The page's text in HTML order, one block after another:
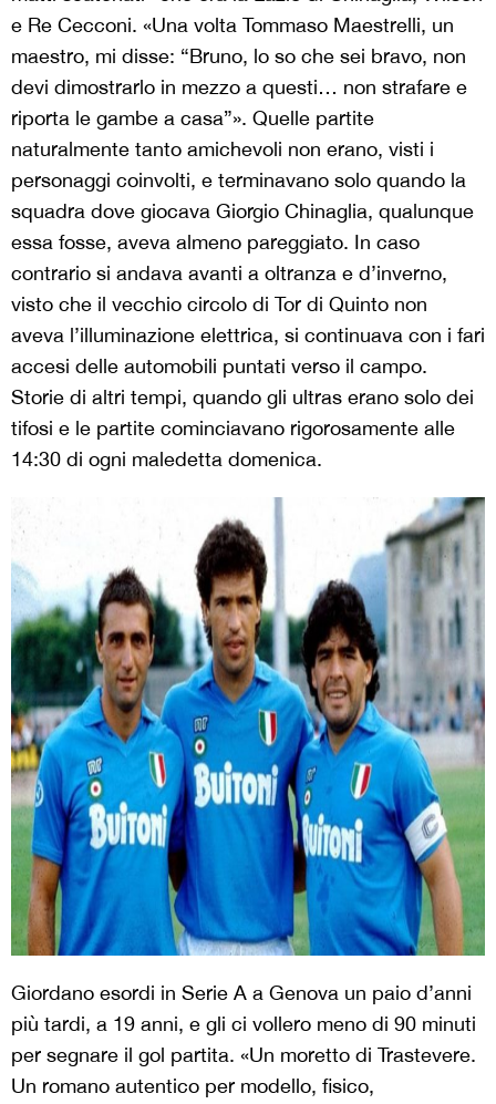
e Re Cecconi. «Una volta Tommaso Maestrelli, un
maestro, mi disse: “Bruno, lo so che sei bravo, non
devi dimostrarlo in mezzo a questi… non strafare e
riporta le gambe a casa”». Quelle partite
naturalmente tanto amichevoli non erano, visti i
personaggi coinvolti, e terminavano solo quando la
squadra dove giocava Giorgio Chinaglia, qualunque
essa fosse, aveva almeno pareggiato. In caso
contrario si andava avanti a oltranza e d’inverno,
visto che il vecchio circolo di Tor di Quinto non
aveva l’illuminazione elettrica, si continuava con i fari
accesi delle automobili puntati verso il campo.
Storie di altri tempi, quando gli ultras erano solo dei
tifosi e le partite cominciavano rigorosamente alle
14:30 di ogni maledetta domenica.
Giordano esordi in Serie A a Genova un paio d’anni
più tardi, a 19 anni, e gli ci vollero meno di 90 minuti
per segnare il gol partita. «Un moretto di Trastevere.
Un romano autentico per modello, fisico,